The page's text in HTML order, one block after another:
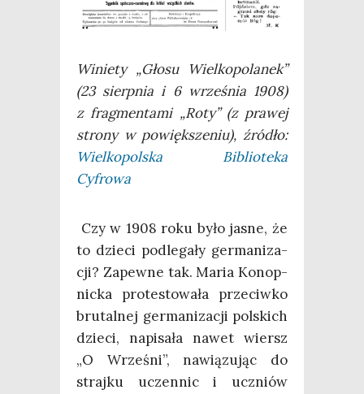
Winie­ty „Gło­su Wiel­ko­po­la­nek”
(23 sierp­nia i 6 wrze­śnia 1908)
z frag­men­ta­mi „Roty” (z pra­wej
stro­ny w powięk­sze­niu), źró­dło:
Wiel­ko­pol­ska Biblio­te­ka
Cyfrowa
Czy w 1908 roku było jasne, że
to dzie­ci pod­le­ga­ły ger­ma­ni­za­
cji? Zapew­ne tak. Maria Konop­
nic­ka pro­te­sto­wa­ła prze­ciw­ko
bru­tal­nej ger­ma­ni­za­cji pol­skich
dzie­ci, napi­sa­ła nawet wiersz
„O Wrze­śni”, nawią­zu­jąc do
straj­ku uczen­nic i uczniów